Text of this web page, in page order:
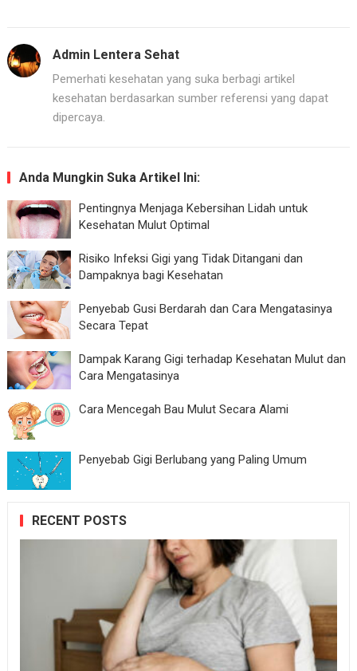
Admin Lentera Sehat
Pemerhati kesehatan yang suka berbagi artikel
kesehatan berdasarkan sumber referensi yang dapat
dipercaya.
Anda Mungkin Suka Artikel Ini:
Pentingnya Menjaga Kebersihan Lidah untuk
Kesehatan Mulut Optimal
Risiko Infeksi Gigi yang Tidak Ditangani dan
Dampaknya bagi Kesehatan
Penyebab Gusi Berdarah dan Cara Mengatasinya
Secara Tepat
Dampak Karang Gigi terhadap Kesehatan Mulut dan
Cara Mengatasinya
Cara Mencegah Bau Mulut Secara Alami
Penyebab Gigi Berlubang yang Paling Umum
RECENT POSTS